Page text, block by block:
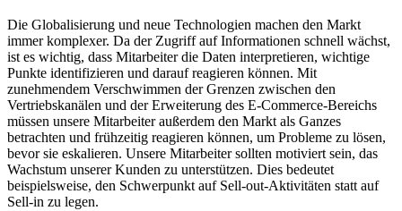
Die Globalisierung und neue Technologien machen den Markt
immer komplexer. Da der Zugriff auf Informationen schnell wächst,
ist es wichtig, dass Mitarbeiter die Daten interpretieren, wichtige
Punkte identifizieren und darauf reagieren können. Mit
zunehmendem Verschwimmen der Grenzen zwischen den
Vertriebskanälen und der Erweiterung des E-Commerce-Bereichs
müssen unsere Mitarbeiter außerdem den Markt als Ganzes
betrachten und frühzeitig reagieren können, um Probleme zu lösen,
bevor sie eskalieren. Unsere Mitarbeiter sollten motiviert sein, das
Wachstum unserer Kunden zu unterstützen. Dies bedeutet
beispielsweise, den Schwerpunkt auf Sell-out-Aktivitäten statt auf
Sell-in zu legen.